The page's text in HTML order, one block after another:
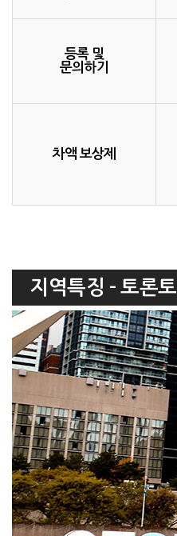
등록 및
문의하기
차액 보상제
지역특징 - 토론토